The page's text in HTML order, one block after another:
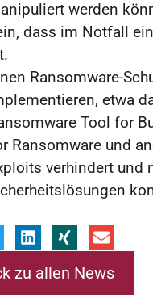
werden
dass im Notfall
Ransomware-
etwa
Tool for
Ransomware und
verhindert
zu allen News